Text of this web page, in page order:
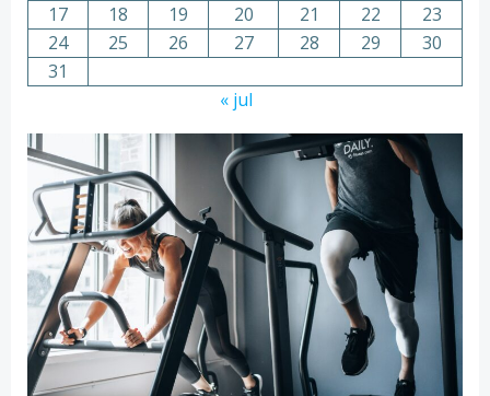
17
18 19 20 21 22
23
24
25 26 27 28 29
30
31
« jul